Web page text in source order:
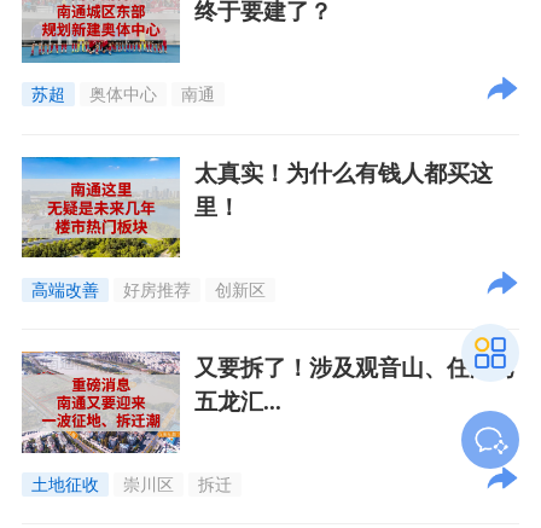
终于要建了？
苏超 奥体中心 南通
太真实！为什么有钱人都买这
里！
高端改善 好房推荐 创新区
又要拆了！涉及观音山、任港湾
五龙汇...
土地征收 崇川区 拆迁